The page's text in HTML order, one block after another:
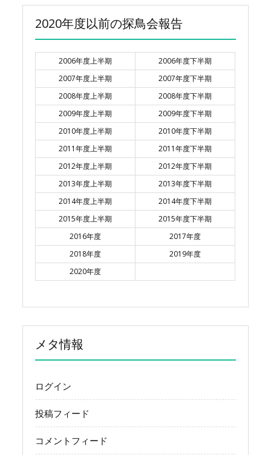
2020年度以前の探鳥会報告
2006年度上半期
2006年度下半期
2007年度上半期
2007年度下半期
2008年度上半期
2008年度下半期
2009年度上半期
2009年度下半期
2010年度上半期
2010年度下半期
2011年度上半期
2011年度下半期
2012年度上半期
2012年度下半期
2013年度上半期
2013年度下半期
2014年度上半期
2014年度下半期
2015年度上半期
2015年度下半期
2016年度
2017年度
2018年度
2019年度
2020年度
メタ情報
ログイン
投稿フィード
コメントフィード